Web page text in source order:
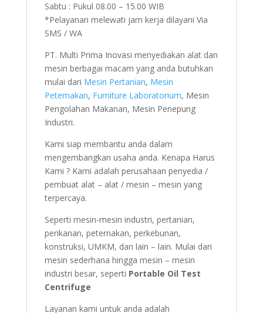
Sabtu : Pukul 08.00 – 15.00 WIB
*Pelayanan melewati jam kerja dilayani Via
SMS / WA
PT. Multi Prima Inovasi menyediakan alat dan
mesin berbagai macam yang anda butuhkan
mulai dari Mesin Pertanian, Mesin
Peternakan, Furniture Laboratorium, Mesin
Pengolahan Makanan, Mesin Penepung
Industri.
Kami siap membantu anda dalam
mengembangkan usaha anda. Kenapa Harus
Kami ? Kami adalah perusahaan penyedia /
pembuat alat – alat / mesin – mesin yang
terpercaya.
Seperti mesin-mesin industri, pertanian,
perikanan, peternakan, perkebunan,
konstruksi, UMKM, dan lain – lain. Mulai dari
mesin sederhana hingga mesin – mesin
industri besar, seperti Portable Oil Test
Centrifuge
Layanan kami untuk anda adalah